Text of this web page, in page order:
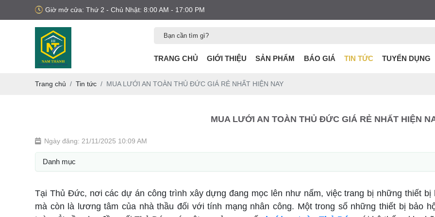
Giờ mở cửa: Thứ 2 - Chủ Nhật: 8:00 AM - 17:00 PM
TRANG CHỦ GIỚI THIỆU SẢN PHẨM BÁO GIÁ TIN TỨC TUYỂN DỤNG
Trang chủ Tin tức MUA LƯỚI AN TOÀN THỦ ĐỨC GIÁ RẺ NHẤT HIỆN NAY
MUA LƯỚI AN TOÀN THỦ ĐỨC GIÁ RẺ NHẤT HIỆN
Ngày đăng: 21/11/2025 10:09 AM
Danh mục
Tại Thủ Đức, nơi các dự án công trình xây dựng đang mọc lên như nấm, việc trang bị những thiết bị
mà còn là lương tâm của nhà thầu đối với tính mạng nhân công. Một trong số những thiết bị bảo